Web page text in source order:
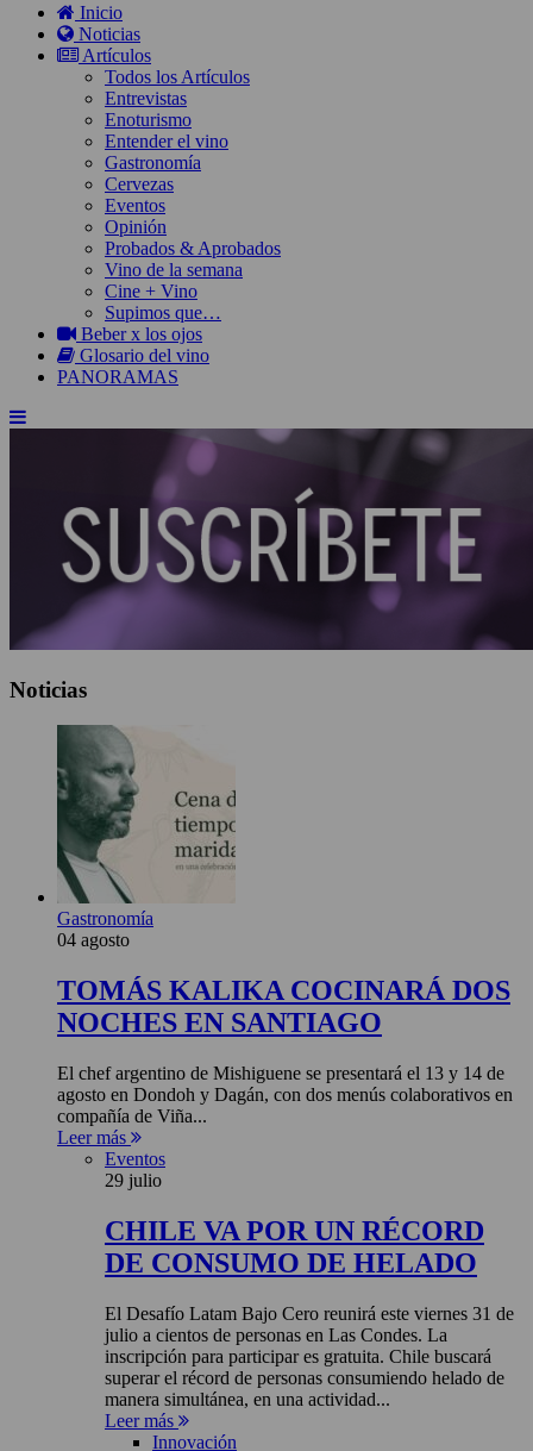
Inicio
Noticias
Artículos
Todos los Artículos
Entrevistas
Enoturismo
Entender el vino
Gastronomía
Cervezas
Eventos
Opinión
Probados & Aprobados
Vino de la semana
Cine + Vino
Supimos que…
Beber x los ojos
Glosario del vino
PANORAMAS
Noticias
Gastronomía
04 agosto
TOMÁS KALIKA COCINARÁ DOS
NOCHES EN SANTIAGO
El chef argentino de Mishiguene se presentará el 13 y 14 de
agosto en Dondoh y Dagán, con dos menús colaborativos en
compañía de Viña...
Leer más
Eventos
29 julio
CHILE VA POR UN RÉCORD
DE CONSUMO DE HELADO
El Desafío Latam Bajo Cero reunirá este viernes 31 de
julio a cientos de personas en Las Condes. La
inscripción para participar es gratuita. Chile buscará
superar el récord de personas consumiendo helado de
manera simultánea, en una actividad...
Leer más
Innovación